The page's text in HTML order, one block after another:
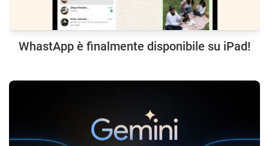
WhastApp è finalmente disponibile su iPad!